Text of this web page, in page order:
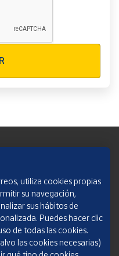
utiliza cookies propias
su navegación,
sus hábitos de
Puedes hacer clic
de todas las cookies.
las cookies necesarias)